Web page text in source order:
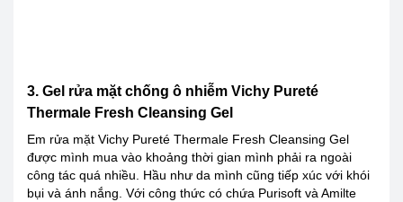
3. Gel rửa mặt chống ô nhiễm Vichy Pureté
Thermale Fresh Cleansing Gel
Em rửa mặt Vichy Pureté Thermale Fresh Cleansing Gel
được mình mua vào khoảng thời gian mình phải ra ngoài
công tác quá nhiều. Hầu như da mình cũng tiếp xúc với khói
bụi và ánh nắng. Với công thức có chứa Purisoft và Amilte